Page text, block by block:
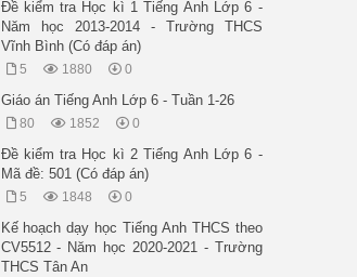
Đề kiểm tra Học kì 1 Tiếng Anh Lớp 6 -
Năm học 2013-2014 - Trường THCS
Vĩnh Bình (Có đáp án)
5 1880 0
Giáo án Tiếng Anh Lớp 6 - Tuần 1-26
80 1852 0
Đề kiểm tra Học kì 2 Tiếng Anh Lớp 6 -
Mã đề: 501 (Có đáp án)
5 1848 0
Kế hoạch dạy học Tiếng Anh THCS theo
CV5512 - Năm học 2020-2021 - Trường
THCS Tân An